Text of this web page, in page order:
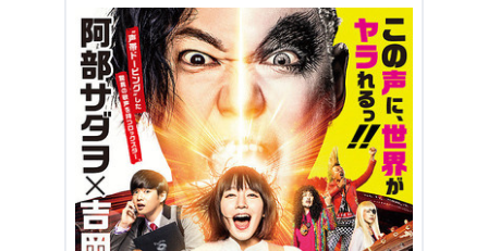
2.3坂口（千葉雄大）
【ネタバレ】『音量を上げろタコ!なに歌ってんのか全然
わかんねぇんだよ!!』あらすじ・感想
3.1声が小さすぎるふうか（吉岡里帆）と驚異の声を持つシ
ン（阿部サダヲ）
3.2一度味わうとクセになる三木聡監督の味
3.3正反対の二人が最強のバディに
3.4あの曲はあのアーティストが作った曲だった！豪華な